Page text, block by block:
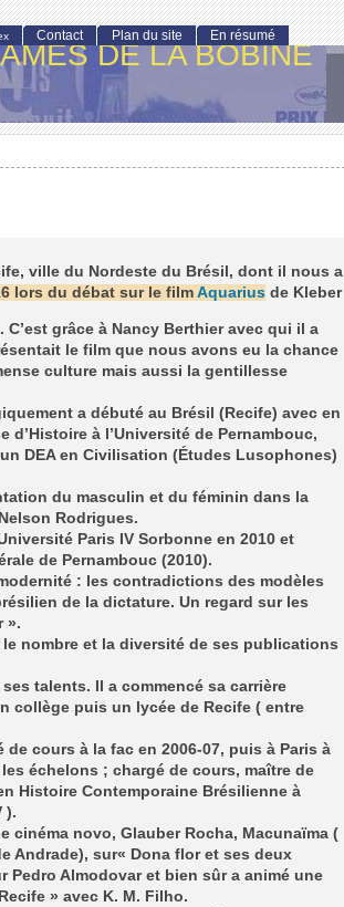
DE LA BOBINE
ville du Nordeste du Brésil, dont il nous a
lors du débat sur le film Aquariusde Kleber
C’est grâce à Nancy Berthier avec qui il a
le film que nous avons eu la chance
culture mais aussi la gentillesse
a débuté au Brésil (Recife) avec en
d’Histoire à l’Université de Pernambouc,
DEA en Civilisation (Études Lusophones)
du masculin et du féminin dans la
Rodrigues.
Paris IV Sorbonne en 2010 et
de Pernambouc (2010).
: les contradictions des modèles
de la dictature. Un regard sur les
».
nombre et la diversité de ses publications
talents. Il a commencé sa carrière
collège puis un lycée de Recife ( entre
cours à la fac en 2006-07, puis à Paris à
échelons ; chargé de cours, maître de
Histoire Contemporaine Brésilienne à
).
cinéma novo, Glauber Rocha, Macunaïma (
Andrade), sur« Dona flor et ses deux
Pedro Almodovar et bien sûr a animé une
» avec K. M. Filho.
Contact Plan du site En résumé